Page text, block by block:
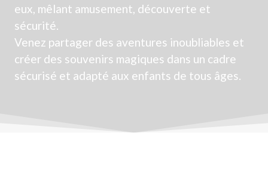
eux, mêlant amusement, découverte et
sécurité.
Venez partager des aventures inoubliables et
créer des souvenirs magiques dans un cadre
sécurisé et adapté aux enfants de tous âges.